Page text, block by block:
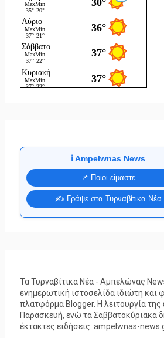
ℹ️ Ampelwnas News
📌 Ποιοι είμαστε
✍️ Γράψε στα Τυρναβίτικα Νέα
Τα Τυρναβίτικα Νέα - Αμπελώνας
ενημερωτική ιστοσελίδα ιδιώτη και
πλατφόρμα Blogger. Η λειτουργία της
Παρασκευή, ενώ τα Σαββατοκύριακα
έκτακτες ειδήσεις. ampelwnas-